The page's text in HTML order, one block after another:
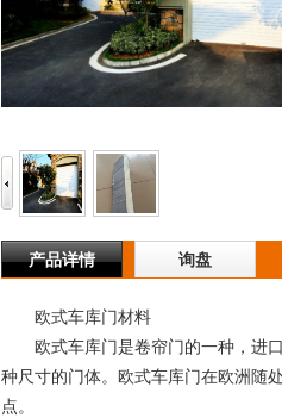
产品详情 询盘
欧式车库门材料
欧式车库门是卷帘门的一种，进口
种尺寸的门体。欧式车库门在欧洲随
点。